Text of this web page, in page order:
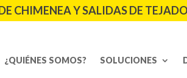
CHIMENEA Y SALIDAS DE
¿QUIÉNES SOMOS? SOLUCIONES